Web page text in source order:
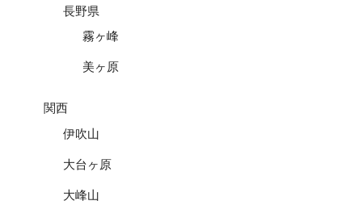
長野県
霧ヶ峰
美ヶ原
関西
伊吹山
大台ヶ原
大峰山